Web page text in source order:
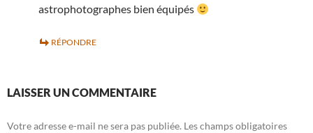
astrophotographes bien équipés
RÉPONDRE
LAISSER UN COMMENTAIRE
Votre adresse e-mail ne sera pas publiée. Les champs obligatoires